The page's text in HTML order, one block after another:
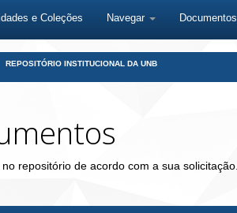
e Coleções Navegar Documentos
REPOSITÓRIO INSTITUCIONAL DA UNB
repositório de acordo com a sua solicitação.